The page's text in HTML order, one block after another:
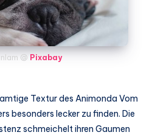
@ Pixabay
Textur des Animonda Vom
besonders lecker zu finden. Die
schmeichelt ihren Gaumen